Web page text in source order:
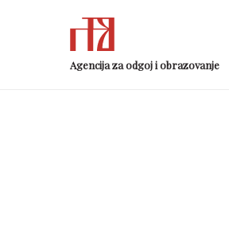
Agencija za odgoj i obrazovanje